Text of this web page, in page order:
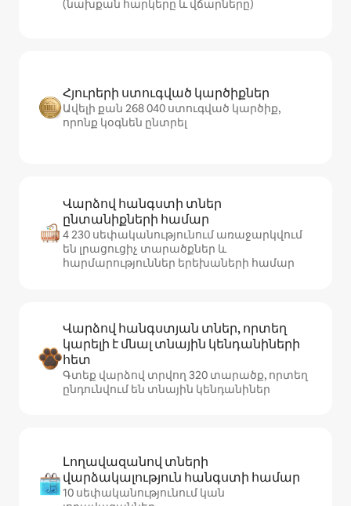
(նախքան հարկերը և վճարները)
Հյուրերի ստուգված կարծիքներ
Ավելի քան 268 040 ստուգված կարծիք,
որոնք կօգնեն ընտրել
Վարձով հանգստի տներ
ընտանիքների համար
4 230 սեփականությունում առաջարկվում
են լրացուցիչ տարածքներ և
հարմարություններ երեխաների համար
Վարձով հանգստյան տներ, որտեղ
կարելի է մնալ տնային կենդանիների
հետ
Գտեք վարձով տրվող 320 տարածք, որտեղ
ընդունվում են տնային կենդանիներ
Լողավազանով տների
վարձակալություն հանգստի համար
10 սեփականությունում կան